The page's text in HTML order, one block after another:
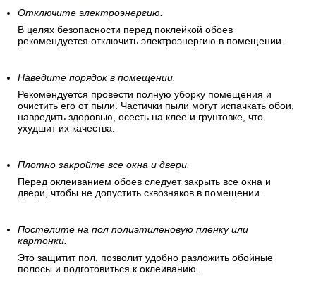
Отключите электроэнергию.
В целях безопасности перед поклейкой обоев
рекомендуется отключить электроэнергию в помещении.
Наведите порядок в помещении.
Рекомендуется провести полную уборку помещения и
очистить его от пыли. Частички пыли могут испачкать обои,
навредить здоровью, осесть на клее и грунтовке, что
ухудшит их качества.
Плотно закройте все окна и двери.
Перед оклеиванием обоев следует закрыть все окна и
двери, чтобы не допустить сквозняков в помещении.
Постелите на пол полиэтиленовую пленку или
картонки.
Это защитит пол, позволит удобно разложить обойные
полосы и подготовиться к оклеиванию.